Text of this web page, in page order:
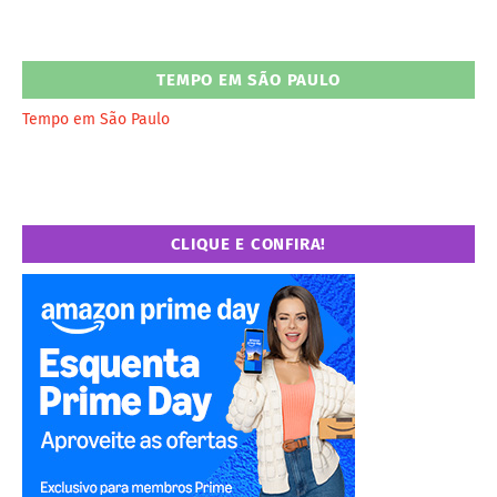
TEMPO EM SÃO PAULO
Tempo em São Paulo
CLIQUE E CONFIRA!